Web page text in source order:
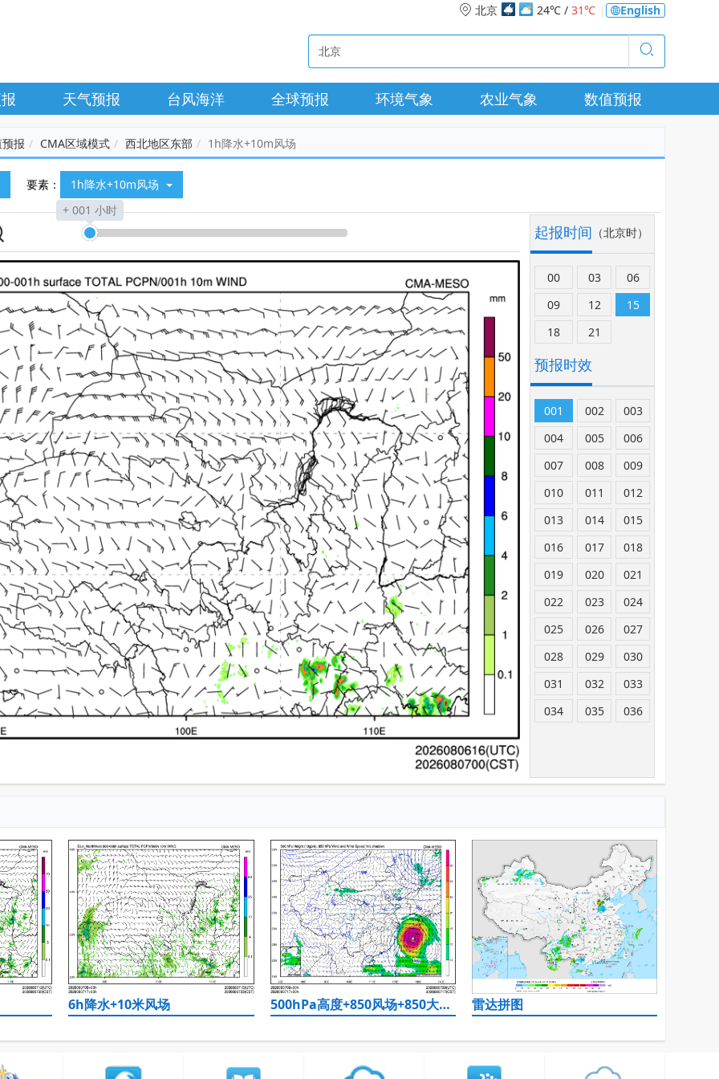
北京 24℃ / 31℃ English
天气预报 台风海洋 全球预报 环境气象 农业气象 数值预报
报 CMA区域模式 西北地区东部 1h降水+10m风场
要素：
1h降水+10m风场
+ 001 小时
起报时间 （北京时）
00 03
06
09
12
15
18
21
预报时效
001 002
003
004
005
006
007
008
009
010
011
012
013
014
015
016
017
018
019
020
021
022
023
024
025
026
027
028
029
030
031
032
033
034
035 036
6h降水+10米风场 500hPa高度+850风场+850大风速（大于等于12） 雷达拼图